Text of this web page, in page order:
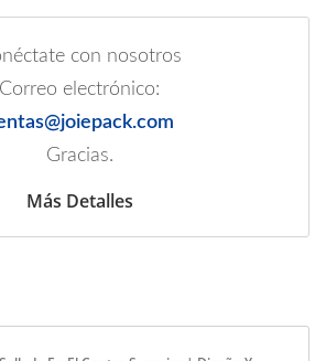
con nosotros
Correo electrónico:
Gracias.
Más Detalles